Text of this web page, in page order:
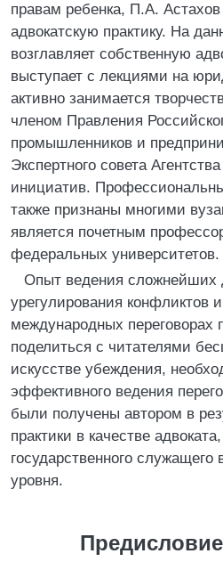
правам ребенка, П.А.
адвокатскую практику. На
возглавляет собственную
выступает с лекциями на
активно занимается
членом Правления
промышленников и
Экспертного совета
инициатив.
также признаны многими
является почетным
федеральных университетов.
Опыт ведения сложнейших
урегулирования конфликтов
международных переговорах
поделиться с читателями
искусстве убеждения,
эффективного ведения
были получены автором в
практики в качестве
государственного
уровня.